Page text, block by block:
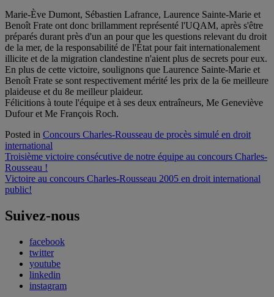
Marie-Ève Dumont, Sébastien Lafrance, Laurence Sainte-Marie et
Benoît Frate ont donc brillamment représenté l'UQAM, après s'être
préparés durant près d'un an pour que les questions relevant du droit
de la mer, de la responsabilité de l'État pour fait internationalement
illicite et de la migration clandestine n'aient plus de secrets pour eux.
En plus de cette victoire, soulignons que Laurence Sainte-Marie et
Benoît Frate se sont respectivement mérité les prix de la 6e meilleure
plaideuse et du 8e meilleur plaideur.
Félicitions à toute l'équipe et à ses deux entraîneurs, Me Geneviève
Dufour et Me François Roch.
Posted in Concours Charles-Rousseau de procès simulé en droit
international
Navigation
de
l'article
Troisième victoire consécutive de notre équipe au concours Charles-
Rousseau !
Victoire au concours Charles-Rousseau 2005 en droit international
public!
Suivez-nous
facebook
twitter
youtube
linkedin
instagram